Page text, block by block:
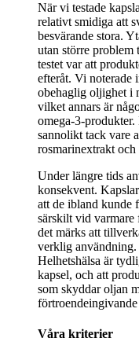
När vi testade
relativt smidiga att
besvärande stora.
utan större problem
testet var att
efteråt. Vi noterade
obehaglig oljighet i
vilket annars är
omega-3-
sannolikt tack vare
rosmarinextrakt
Under längre tids
konsekvent.
att de ibland kunde
särskilt vid varmare
det märks att
verklig användning.
Helhetshälsa är
kapsel, och att
som skyddar oljan
Våra kriterier